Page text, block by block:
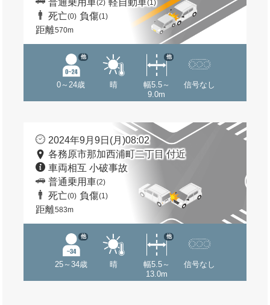
普通乗用車(2) 軽自動車(1)
死亡(0) 負傷(1)
距離570m
0～24歳
他
晴
幅5.5～
9.0m
他
信号なし
2024年9月9日(月)08:02
各務原市那加西浦町二丁目 付近
車両相互 小破事故
普通乗用車(2)
死亡(0) 負傷(1)
距離583m
25～34歳
他
晴
幅5.5～
13.0m
他
信号なし